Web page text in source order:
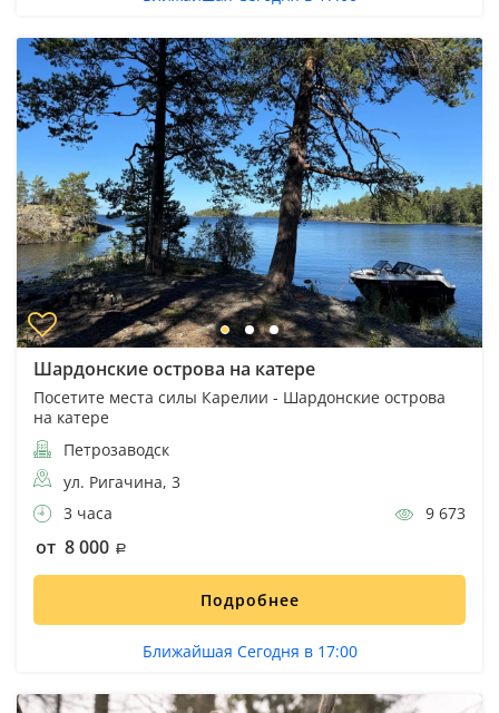
Шардонские острова на катере
Посетите места силы Карелии - Шардонские острова
на катере
Петрозаводск
ул. Ригачина, 3
3 часа
9 673
от 8 000
Подробнее
Ближайшая Сегодня в 17:00